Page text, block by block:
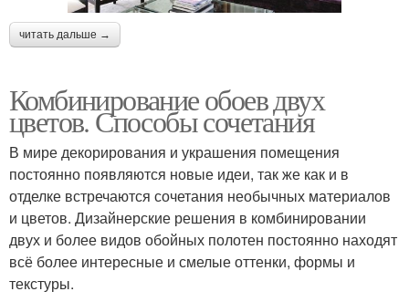
читать дальше →
Комбинирование обоев двух
цветов. Способы сочетания
В мире декорирования и украшения помещения
постоянно появляются новые идеи, так же как и в
отделке встречаются сочетания необычных материалов
и цветов. Дизайнерские решения в комбинировании
двух и более видов обойных полотен постоянно находят
всё более интересные и смелые оттенки, формы и
текстуры.